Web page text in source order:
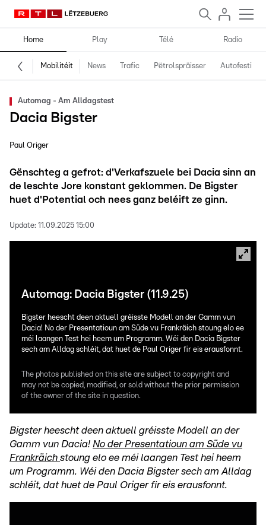
Home Play Télé Radio
Mobilitéit News Trafic Pëtrolspräisser Autofestival
Automag - Am Alldagstest
Dacia Bigster
Paul Origer
Gënschteg a gefrot: d'Verkafszuele bei Dacia sinn an
de leschte Jore konstant geklommen. De Bigster
huet d'Potential och nees ganz beléift ze ginn.
Update: 11.09.2025 15:00
Automag: Dacia Bigster (11.9.25)
Bigster heescht deen aktuell gréisste Modell an der Gamm vun
Dacia! No der Presentatioun am Süde vu Frankräich stoung elo ee
méi laangen Test hei heem um Programm. Wéi den Dacia Bigster
sech am Alldag schléit, dat huet de Paul Origer fir eis erausfonnt.
The photos published on this site are subject to copyright and
may not be copied, modified, or sold without the prior permission
of the owner of the site in question.
Bigster heescht deen aktuell gréisste Modell an der
Gamm vun Dacia! No der Presentatioun am Süde vu
Frankräich stoung elo ee méi laangen Test hei heem
um Programm. Wéi den Dacia Bigster sech am Alldag
schléit, dat huet de Paul Origer fir eis erausfonnt.